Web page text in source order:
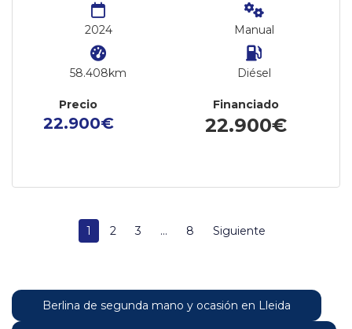
2024
58.408km
Manual
Diésel
Precio
22.900€
Financiado
22.900€
1 2 3 ... 8 Siguiente
Berlina de segunda mano y ocasión en Lleida